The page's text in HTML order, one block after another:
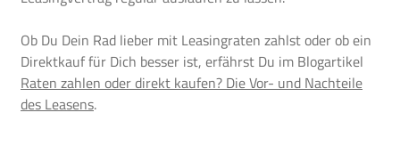
Ob Du Dein Rad lieber mit Leasingraten zahlst oder ob ein
Direktkauf für Dich besser ist, erfährst Du im Blogartikel
Raten zahlen oder direkt kaufen? Die Vor- und Nachteile
des Leasens.